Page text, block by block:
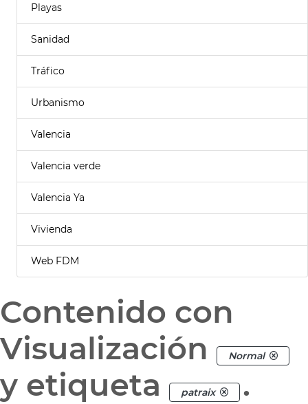
Playas
Sanidad
Tráfico
Urbanismo
Valencia
Valencia verde
Valencia Ya
Vivienda
Web FDM
Contenido con
Visualización
Normal
y etiqueta patraix .